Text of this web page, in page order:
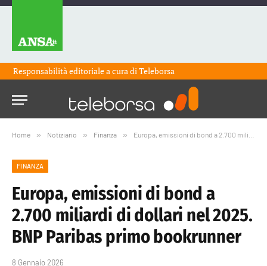
Responsabilità editoriale a cura diTeleborsa
Home » Notiziario » Finanza » Europa, emissioni di bond a 2.700 miliardi di dollari nel 2025. BNP Paribas primo bookrunner
FINANZA
Europa, emissioni di bond a
2.700 miliardi di dollari nel 2025.
BNP Paribas primo bookrunner
8 Gennaio 2026